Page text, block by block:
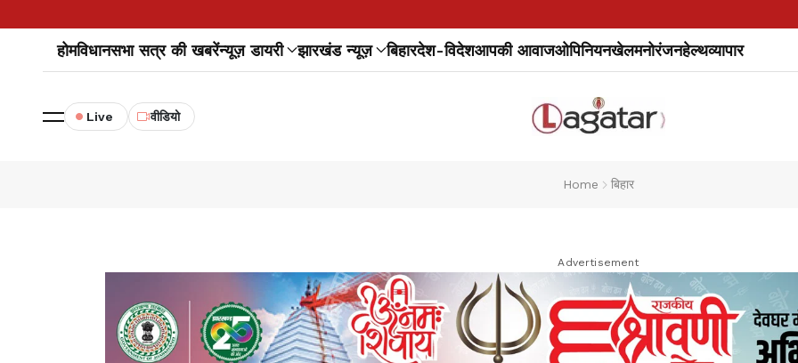
होमविधानसभा सत्र की खबरेंन्यूज़ डायरी झारखंड न्यूज़ बिहारदेश-विदेशआपकी आवाजओपिनियनखेलमनोरंजनहेल्थव्यापार
Live वीडियो
Home बिहार
Advertisement